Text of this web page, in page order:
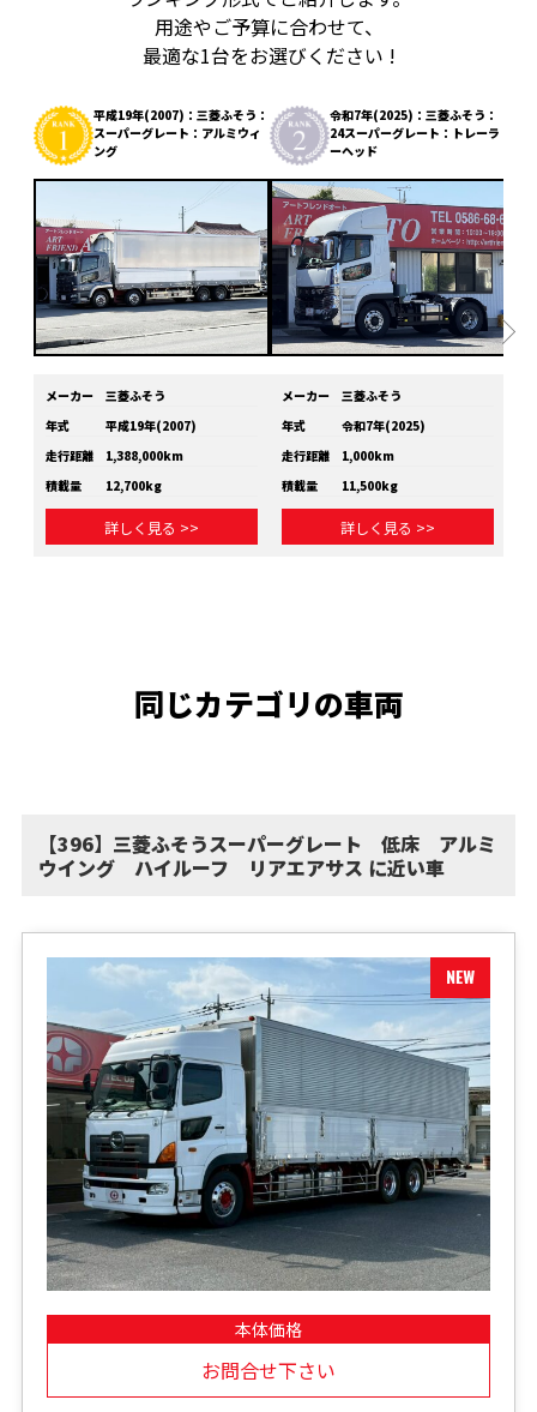
用途やご予算に合わせて、
最適な1台をお選びください !
平成19年(2007)：三菱ふそう：
スーパーグレート：アルミウィ
ング
メーカー
三菱ふそう
年式
平成19年(2007)
走行距離
1,388,000km
積載量
12,700kg
詳しく見る >>
令和7年(2025)：三菱ふそう：
24スーパーグレート：トレーラ
ーヘッド
メーカー
三菱ふそう
年式
令和7年(2025)
走行距離
1,000km
積載量
11,500kg
詳しく見る >>
同じカテゴリの車両
【396】三菱ふそうスーパーグレート 低床 アルミ
ウイング ハイルーフ リアエアサス に近い車
本体価格
お問合せ下さい